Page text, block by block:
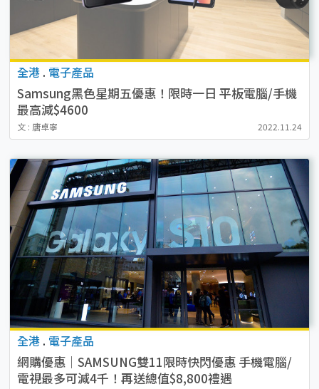
全港 . 電子產品
Samsung黑色星期五優惠！限時一日 平板電腦/手機
最高減$4600
文 : 唐卓寧 2022.11.24
全港 . 電子產品
網購優惠｜SAMSUNG雙11限時快閃優惠 手機電腦/
電視最多可減4千！再送總值$8,800禮遇